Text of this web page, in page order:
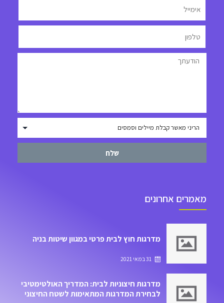
שלח
מאמרים אחרונים
מדרגות חוץ לבית פרטי במגוון שיטות בניה
31 במאי 2021
מדרגות חיצוניות לבית: המדריך האולטימטיבי
לבחירת המדרגות המתאימות לשטח החיצוני